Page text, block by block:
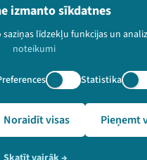
izmanto sīkdatnes
līdzekļu funkcijas un
noteikumi
Statistika
Noraidīt visas Pieņemt
Nepalaid garām
lv/jaunumi/